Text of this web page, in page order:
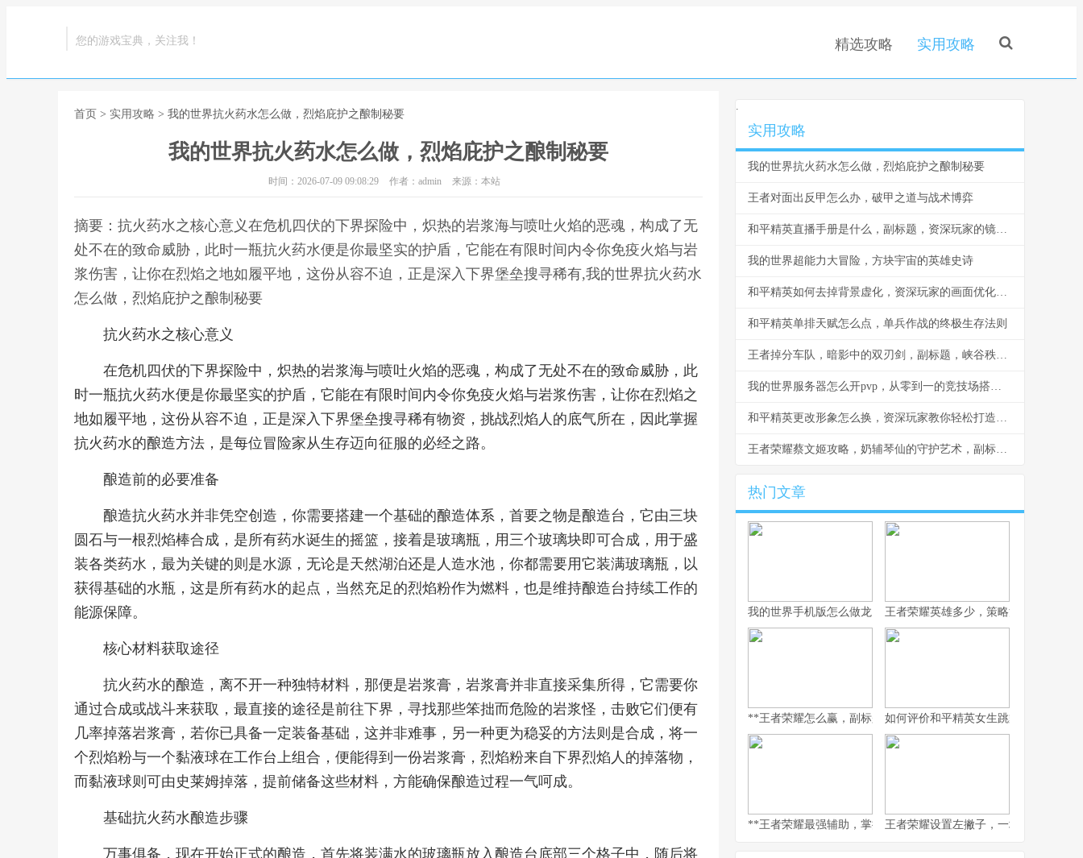
您的游戏宝典，关注我！ 精选攻略 实用攻略
首页 > 实用攻略 > 我的世界抗火药水怎么做，烈焰庇护之酿制秘要
我的世界抗火药水怎么做，烈焰庇护之酿制秘要
时间：2026-07-09 09:08:29 作者：admin 来源：本站
摘要：抗火药水之核心意义在危机四伏的下界探险中，炽热的岩浆海与喷吐火焰的恶魂，构成了无
处不在的致命威胁，此时一瓶抗火药水便是你最坚实的护盾，它能在有限时间内令你免疫火焰与岩
浆伤害，让你在烈焰之地如履平地，这份从容不迫，正是深入下界堡垒搜寻稀有,我的世界抗火药水
怎么做，烈焰庇护之酿制秘要
抗火药水之核心意义
在危机四伏的下界探险中，炽热的岩浆海与喷吐火焰的恶魂，构成了无处不在的致命威胁，此
时一瓶抗火药水便是你最坚实的护盾，它能在有限时间内令你免疫火焰与岩浆伤害，让你在烈焰之
地如履平地，这份从容不迫，正是深入下界堡垒搜寻稀有物资，挑战烈焰人的底气所在，因此掌握
抗火药水的酿造方法，是每位冒险家从生存迈向征服的必经之路。
酿造前的必要准备
酿造抗火药水并非凭空创造，你需要搭建一个基础的酿造体系，首要之物是酿造台，它由三块
圆石与一根烈焰棒合成，是所有药水诞生的摇篮，接着是玻璃瓶，用三个玻璃块即可合成，用于盛
装各类药水，最为关键的则是水源，无论是天然湖泊还是人造水池，你都需要用它装满玻璃瓶，以
获得基础的水瓶，这是所有药水的起点，当然充足的烈焰粉作为燃料，也是维持酿造台持续工作的
能源保障。
核心材料获取途径
抗火药水的酿造，离不开一种独特材料，那便是岩浆膏，岩浆膏并非直接采集所得，它需要你
通过合成或战斗来获取，最直接的途径是前往下界，寻找那些笨拙而危险的岩浆怪，击败它们便有
几率掉落岩浆膏，若你已具备一定装备基础，这并非难事，另一种更为稳妥的方法则是合成，将一
个烈焰粉与一个黏液球在工作台上组合，便能得到一份岩浆膏，烈焰粉来自下界烈焰人的掉落物，
而黏液球则可由史莱姆掉落，提前储备这些材料，方能确保酿造过程一气呵成。
基础抗火药水酿造步骤
万事俱备，现在开始正式的酿造，首先将装满水的玻璃瓶放入酿造台底部三个格子中，随后将
.
实用攻略
我的世界抗火药水怎么做，烈焰庇护之酿制秘要
王者对面出反甲怎么办，破甲之道与战术博弈
和平精英直播手册是什么，副标题，资深玩家的镜头生存法则
我的世界超能力大冒险，方块宇宙的英雄史诗
和平精英如何去掉背景虚化，资深玩家的画面优化指南，副标题，探寻清晰视界的实战要诀
和平精英单排天赋怎么点，单兵作战的终极生存法则
王者掉分车队，暗影中的双刃剑，副标题，峡谷秩序下的隐秘博弈
我的世界服务器怎么开pvp，从零到一的竞技场搭建指南副标题
和平精英更改形象怎么换，资深玩家教你轻松打造个性角色
王者荣耀蔡文姬攻略，奶辅琴仙的守护艺术，副标题，用音符编织胜利摇篮
热门文章
我的世界手机版怎么做龙，一个资深玩家的深度解析与创造指南
王者荣耀英雄多少，策略深度的双刃
**王者荣耀怎么赢，副标题为资深玩家的致胜心法**
如何评价和平精英女生跳舞，虚拟舞台
**王者荣耀最强辅助，掌控峡谷的节奏灵魂副标题，团队心脏与胜
王者荣耀设置左撇子，一场被忽视的